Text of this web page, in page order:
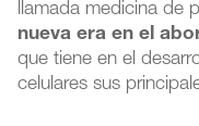
llamada medicina de
nueva era en el
que tiene en el
celulares sus